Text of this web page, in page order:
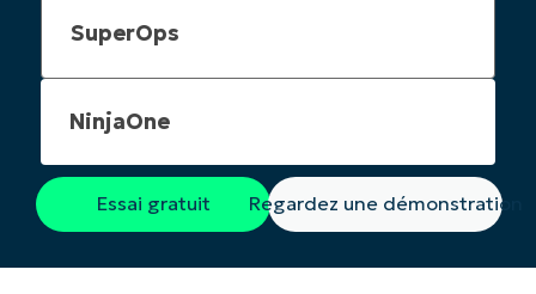
NinjaOne
Essai gratuit Regardez une démonstration